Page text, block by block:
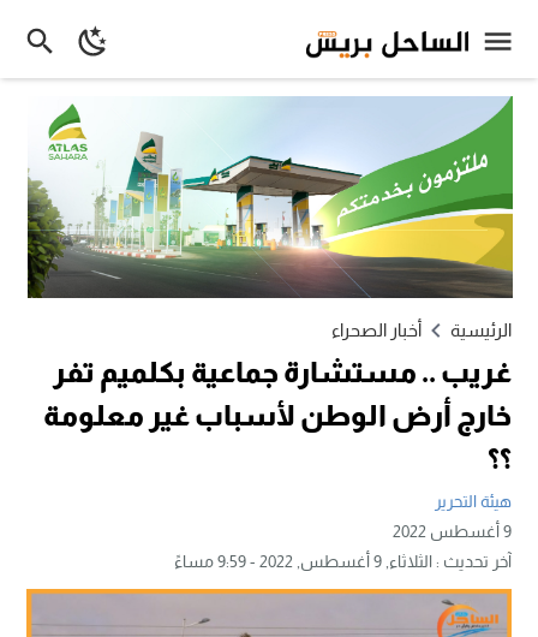
الرئيسية أخبار الصحراء
غريب .. مستشارة جماعية بكلميم تفر
خارج أرض الوطن لأسباب غير معلومة
؟؟
هيئة التحرير
9 أغسطس 2022
آخر تحديث :الثلاثاء, 9 أغسطس, 2022 - 9:59 مساءً